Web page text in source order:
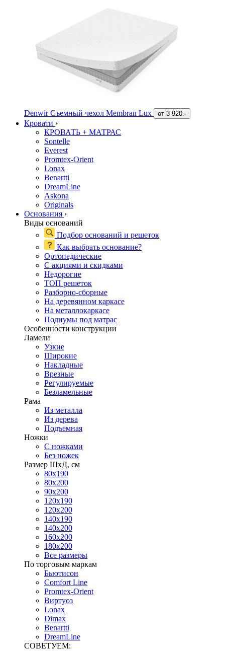
Denwir Съемный чехол Membran Lux от 3 920.-
Кровати ›
КРОВАТЬ + МАТРАС
Sontelle
Everest
Promtex-Orient
Lonax
Benartti
DreamLine
Askona
Originals
Основания ›
Виды оснований
Подбор оснований и решеток
Как выбрать основание?
Ортопедические
С акциями и скидками
Недорогие
ТОП решеток
Разборно-сборные
На деревянном каркасе
На металлокаркасе
Подиумы под матрас
Особенности конструкции
Ламели
Узкие
Широкие
Накладные
Врезные
Регулируемые
Безламельные
Рама
Из металла
Из дерева
Подъемная
Ножки
С ножками
Без ножек
Размер ШхД, см
80х190
80х200
90х200
120х190
120х200
140х190
140х200
160х200
180х200
Все размеры
По торговым маркам
Бьютисон
Comfort Line
Promtex-Orient
Виртуоз
Lonax
Dimax
Benartti
DreamLine
СОВЕТУЕМ: